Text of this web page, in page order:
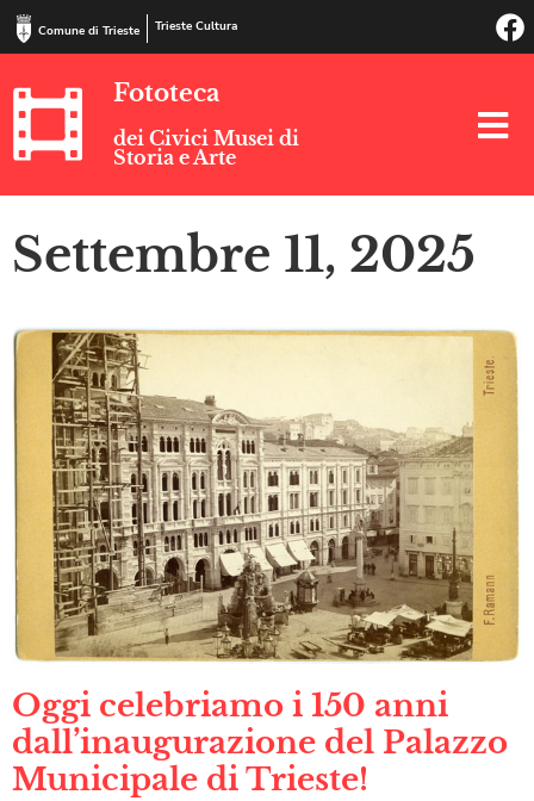
Comune di Trieste Trieste Cultura
Fototeca
dei Civici Musei di
Storia e Arte
Settembre 11, 2025
Oggi celebriamo i 150 anni
dall’inaugurazione del Palazzo
Municipale di Trieste!